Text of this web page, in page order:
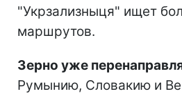
"Укрзализныця" ищет
маршрутов.
Зерно уже
Румынию, Словакию и